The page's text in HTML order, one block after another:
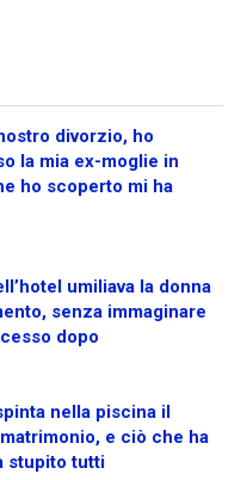
divorzio, ho
la mia ex-moglie in
ho scoperto mi ha
umiliava la donna
senza immaginare
dopo
nella piscina il
e ciò che ha
stupito tutti